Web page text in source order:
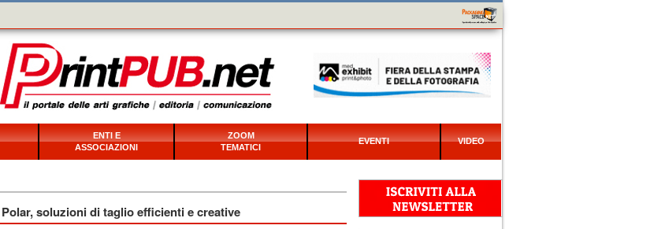
ENTI E
ASSOCIAZIONI
ZOOM
TEMATICI
EVENTI VIDEO
Polar, soluzioni di taglio efficienti e creative